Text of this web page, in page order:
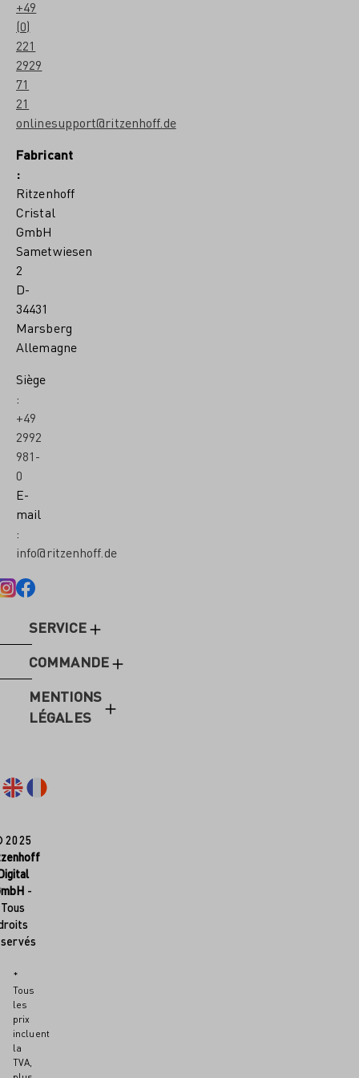
+49
(0)
221
2929
71
21
onlinesupport@ritzenhoff.de
Fabricant
:
Ritzenhoff
Cristal
GmbH
Sametwiesen
2
D-
34431
Marsberg
Allemagne
Siège
:
+49
2992
981-
0
E-
mail
:
info@ritzenhoff.de
SERVICE
COMMANDE
MENTIONS
LÉGALES
2025
-
Tous
*
Tous
les
prix
incluent
la
TVA,